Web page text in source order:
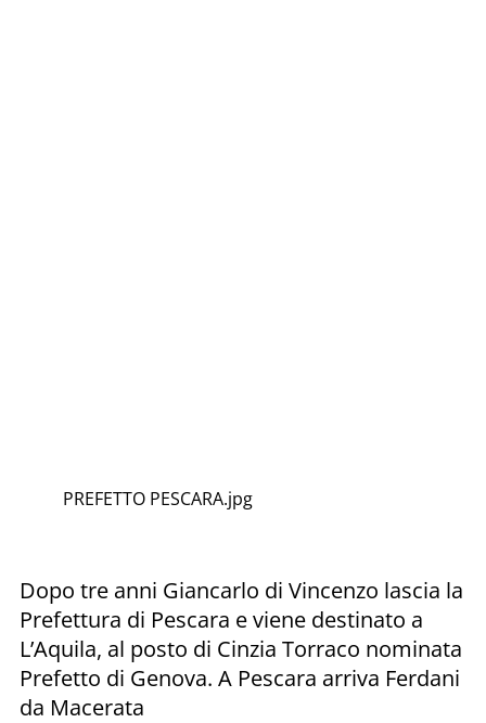
PREFETTO PESCARA.jpg
Dopo tre anni Giancarlo di Vincenzo lascia la
Prefettura di Pescara e viene destinato a
L’Aquila, al posto di Cinzia Torraco nominata
Prefetto di Genova. A Pescara arriva Ferdani
da Macerata